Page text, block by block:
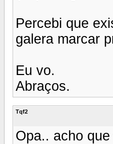
Percebi que
galera marcar
Eu vo.
Abraços.
Tqf2
Opa.. acho